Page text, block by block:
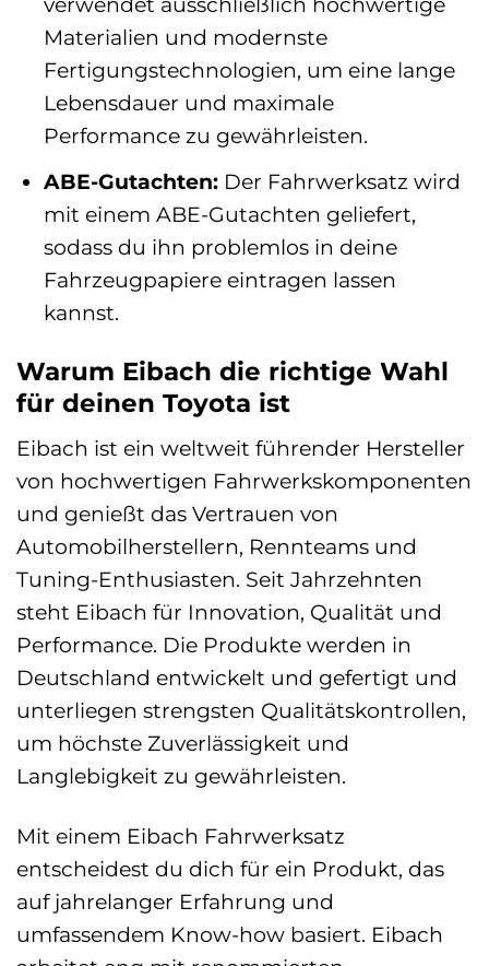
Materialien und modernste
Fertigungstechnologien, um eine lange
Lebensdauer und maximale
Performance zu gewährleisten.
ABE-Gutachten:Der Fahrwerksatz wird
mit einem ABE-Gutachten geliefert,
sodass du ihn problemlos in deine
Fahrzeugpapiere eintragen lassen
kannst.
Warum Eibach die richtige Wahl
für deinen Toyota ist
Eibach ist ein weltweit führender Hersteller
von hochwertigen Fahrwerkskomponenten
und genießt das Vertrauen von
Automobilherstellern, Rennteams und
Tuning-Enthusiasten. Seit Jahrzehnten
steht Eibach für Innovation, Qualität und
Performance. Die Produkte werden in
Deutschland entwickelt und gefertigt und
unterliegen strengsten Qualitätskontrollen,
um höchste Zuverlässigkeit und
Langlebigkeit zu gewährleisten.
Mit einem Eibach Fahrwerksatz
entscheidest du dich für ein Produkt, das
auf jahrelanger Erfahrung und
umfassendem Know-how basiert. Eibach